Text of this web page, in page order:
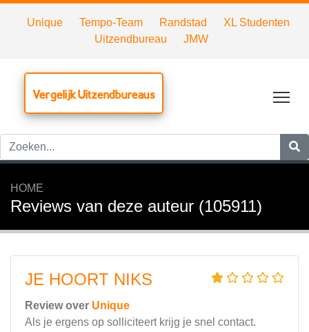
Unique Tempo-Team Randstad
XL Studenten
Uitzendbureau
JMW
Vergelijk Uitzendbureaus
HOME
Reviews van deze auteur (105911)
JE HOORT NIKS
Review over Unique
Als je ergens op solliciteert krijg je snel contact.